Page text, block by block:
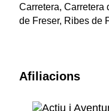
Carretera, Carretera
de Freser, Ribes de
Afiliacions